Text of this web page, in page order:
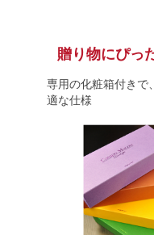
贈り物にぴっ
専用の化粧箱付きで
適な仕様